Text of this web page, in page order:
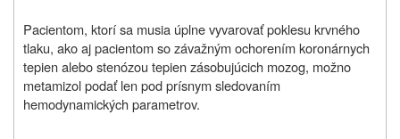
Pacientom, ktorí sa musia úplne vyvarovať poklesu krvného
tlaku, ako aj pacientom so závažným ochorením koronárnych
tepien alebo stenózou tepien zásobujúcich mozog, možno
metamizol podať len pod prísnym sledovaním
hemodynamických parametrov.